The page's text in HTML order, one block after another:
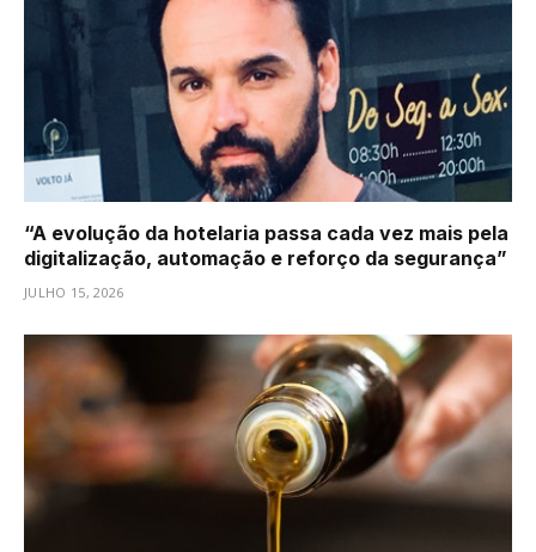
“A evolução da hotelaria passa cada vez mais pela
digitalização, automação e reforço da segurança”
JULHO 15, 2026